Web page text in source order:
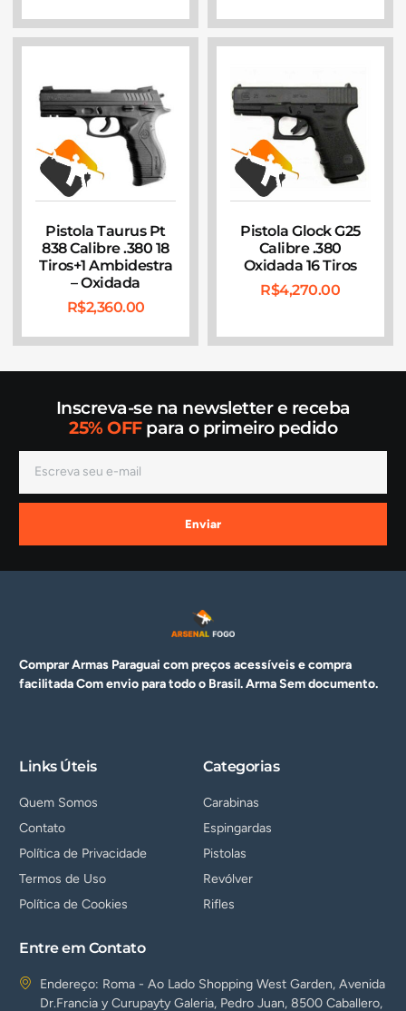
Pistola Taurus Pt
838 Calibre .380 18
Tiros+1 Ambidestra
– Oxidada
R$2,360.00
Pistola Glock G25
Calibre .380
Oxidada 16 Tiros
R$4,270.00
Inscreva-se na newsletter e receba
25% OFFpara o primeiro pedido
Enviar
Comprar Armas Paraguai com preços acessíveis e compra
facilitada Com envio para todo o Brasil. ArmaSem documento.
Links Úteis
Quem Somos
Contato
Política de Privacidade
Termos de Uso
Política de Cookies
Categorias
Carabinas
Espingardas
Pistolas
Revólver
Rifles
Entre em Contato
Endereço: Roma - Ao Lado Shopping West Garden, Avenida
Dr.Francia y Curupayty Galeria, Pedro Juan, 8500 Caballero,